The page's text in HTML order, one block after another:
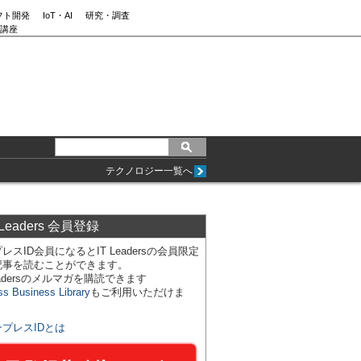
ト開発 IoT・AI
研究・調査
座
テクノロジー一覧へ
会員登録
スID会員になるとIT Leadersの会員限定
を読むことができます。
のメルマガを購読できます
Business Libraryもご利用いただけま
プレスIDとは